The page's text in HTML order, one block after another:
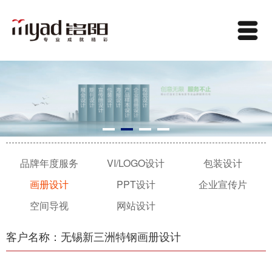
品牌年度服务 VI/LOGO设计
包装设计
画册设计
PPT设计
企业宣传片
空间导视
网站设计
客户名称：无锡新三洲特钢画册设计